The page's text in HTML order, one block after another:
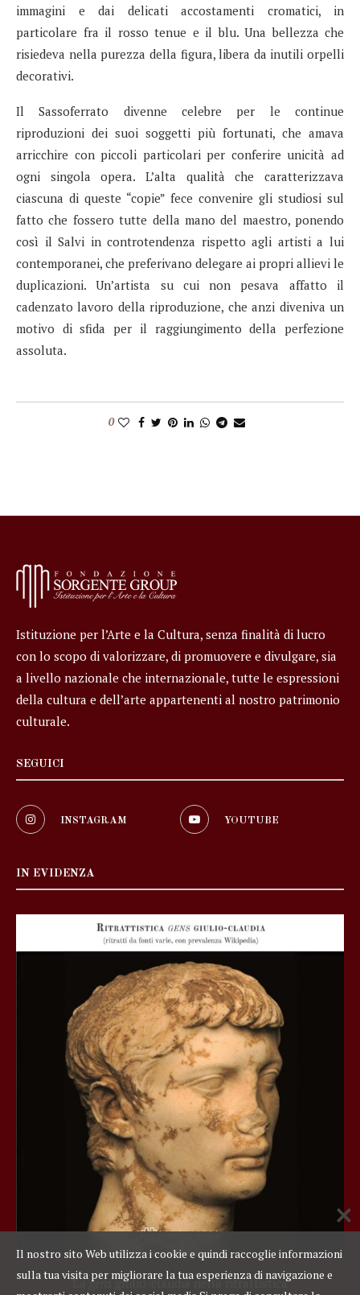
immagini e dai delicati accostamenti cromatici, in
particolare fra il rosso tenue e il blu. Una bellezza che
risiedeva nella purezza della figura, libera da inutili orpelli
decorativi.
Il Sassoferrato divenne celebre per le continue
riproduzioni dei suoi soggetti più fortunati, che amava
arricchire con piccoli particolari per conferire unicità ad
ogni singola opera. L’alta qualità che caratterizzava
ciascuna di queste “copie” fece convenire gli studiosi sul
fatto che fossero tutte della mano del maestro, ponendo
così il Salvi in controtendenza rispetto agli artisti a lui
contemporanei, che preferivano delegare ai propri allievi le
duplicazioni. Un’artista su cui non pesava affatto il
cadenzato lavoro della riproduzione, che anzi diveniva un
motivo di sfida per il raggiungimento della perfezione
assoluta.
0
Istituzione per l’Arte e la Cultura, senza finalità di lucro
con lo scopo di valorizzare, di promuovere e divulgare, sia
a livello nazionale che internazionale, tutte le espressioni
della cultura e dell’arte appartenenti al nostro patrimonio
culturale.
SEGUICI
INSTAGRAM YOUTUBE
IN EVIDENZA
La gens giulio-claudia nella ritrattistica
Il nostro sito Web utilizza i cookie e quindi raccoglie informazioni
sulla tua visita per migliorare la tua esperienza di navigazione e